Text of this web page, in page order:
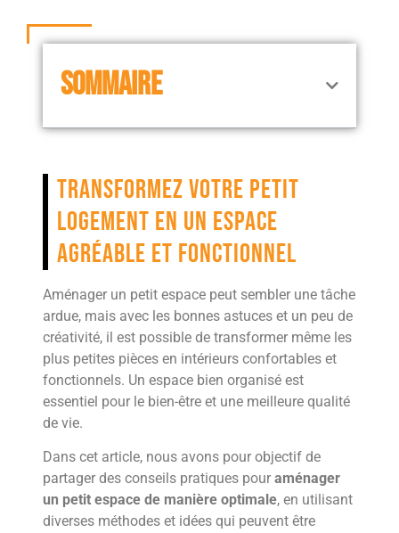
SOMMAIRE
Transformez votre petit
logement en un espace
agréable et fonctionnel
Aménager un petit espace peut sembler une tâche
ardue, mais avec les bonnes astuces et un peu de
créativité, il est possible de transformer même les
plus petites pièces en intérieurs confortables et
fonctionnels. Un espace bien organisé est
essentiel pour le bien-être et une meilleure qualité
de vie.
Dans cet article, nous avons pour objectif de
partager des conseils pratiques pour aménager
un petit espace de manière optimale, en utilisant
diverses méthodes et idées qui peuvent être